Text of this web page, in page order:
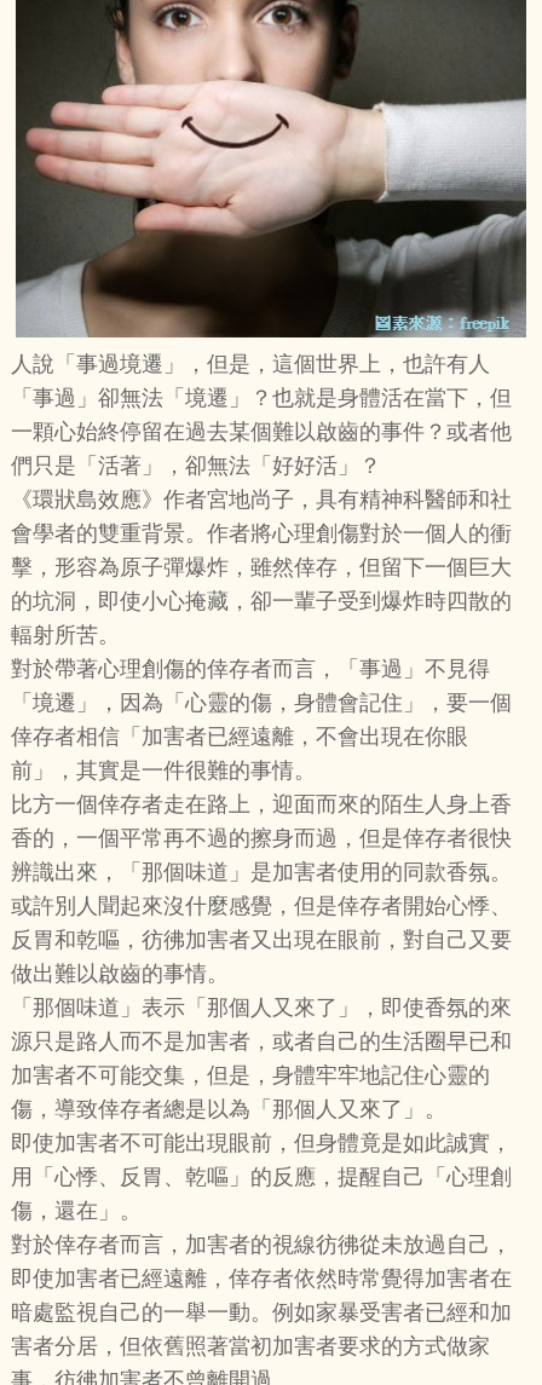
人說「事過境遷」，但是，這個世界上，也許有人
「事過」卻無法「境遷」？也就是身體活在當下，但
一顆心始終停留在過去某個難以啟齒的事件？或者他
們只是「活著」，卻無法「好好活」？
《環狀島效應》作者宮地尚子，具有精神科醫師和社
會學者的雙重背景。作者將心理創傷對於一個人的衝
擊，形容為原子彈爆炸，雖然倖存，但留下一個巨大
的坑洞，即使小心掩藏，卻一輩子受到爆炸時四散的
輻射所苦。
對於帶著心理創傷的倖存者而言，「事過」不見得
「境遷」，因為「心靈的傷，身體會記住」，要一個
倖存者相信「加害者已經遠離，不會出現在你眼
前」，其實是一件很難的事情。
比方一個倖存者走在路上，迎面而來的陌生人身上香
香的，一個平常再不過的擦身而過，但是倖存者很快
辨識出來，「那個味道」是加害者使用的同款香氛。
或許別人聞起來沒什麼感覺，但是倖存者開始心悸、
反胃和乾嘔，彷彿加害者又出現在眼前，對自己又要
做出難以啟齒的事情。
「那個味道」表示「那個人又來了」，即使香氛的來
源只是路人而不是加害者，或者自己的生活圈早已和
加害者不可能交集，但是，身體牢牢地記住心靈的
傷，導致倖存者總是以為「那個人又來了」。
即使加害者不可能出現眼前，但身體竟是如此誠實，
用「心悸、反胃、乾嘔」的反應，提醒自己「心理創
傷，還在」。
對於倖存者而言，加害者的視線彷彿從未放過自己，
即使加害者已經遠離，倖存者依然時常覺得加害者在
暗處監視自己的一舉一動。例如家暴受害者已經和加
害者分居，但依舊照著當初加害者要求的方式做家